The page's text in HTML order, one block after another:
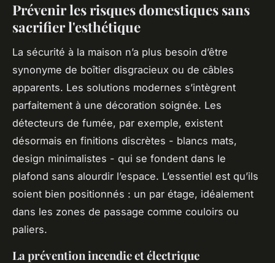
Prévenir les risques domestiques sans
sacrifier l'esthétique
La sécurité à la maison n’a plus besoin d’être
synonyme de boîtier disgracieux ou de câbles
apparents. Les solutions modernes s’intègrent
parfaitement à une décoration soignée. Les
détecteurs de fumée, par exemple, existent
désormais en finitions discrètes - blancs mats,
design minimalistes - qui se fondent dans le
plafond sans alourdir l’espace. L’essentiel est qu’ils
soient bien positionnés : un par étage, idéalement
dans les zones de passage comme couloirs ou
paliers.
La prévention incendie et électrique